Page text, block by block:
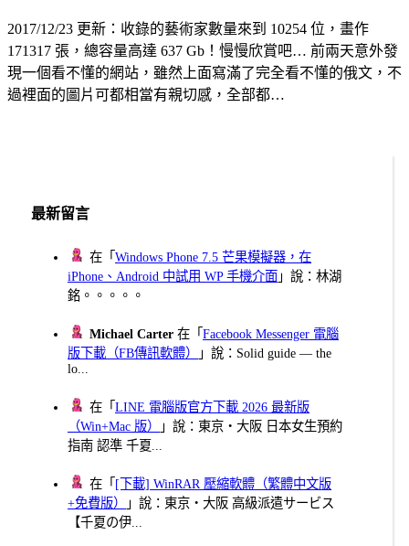
2017/12/23 更新：收錄的藝術家數量來到 10254 位，畫作
171317 張，總容量高達 637 Gb！慢慢欣賞吧… 前兩天意外發
現一個看不懂的網站，雖然上面寫滿了完全看不懂的俄文，不
過裡面的圖片可都相當有親切感，全部都…
最新留言
在「Windows Phone 7.5 芒果模擬器，在
iPhone、Android 中試用 WP 手機介面 」說：林湖
銘。。。。。
Michael Carter 在「Facebook Messenger 電腦
版下載（FB傳訊軟體）
」說：Solid guide — the
lo...
在「LINE 電腦版官方下載 2026 最新版
（Win+Mac 版）
」說：東京・大阪 日本女生預約
指南 認準 千夏...
在「 [下載] WinRAR 壓縮軟體（繁體中文版
+免費版）
」說：東京・大阪 高級派遣サービス
【千夏の伊...